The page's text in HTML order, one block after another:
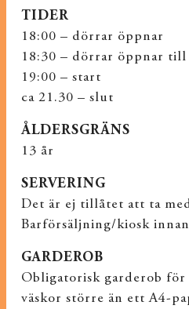
TIDER
18:00 – dörrar öppnar
18:30 – dörrar öppnar till
19:00 – start
ca 21.30 – slut
ÅLDERSGRÄNS
13 år
SERVERING
Det är ej tillåtet att ta
Barförsäljning/kiosk
GARDEROB
Obligatorisk garderob
väskor större än ett A4-